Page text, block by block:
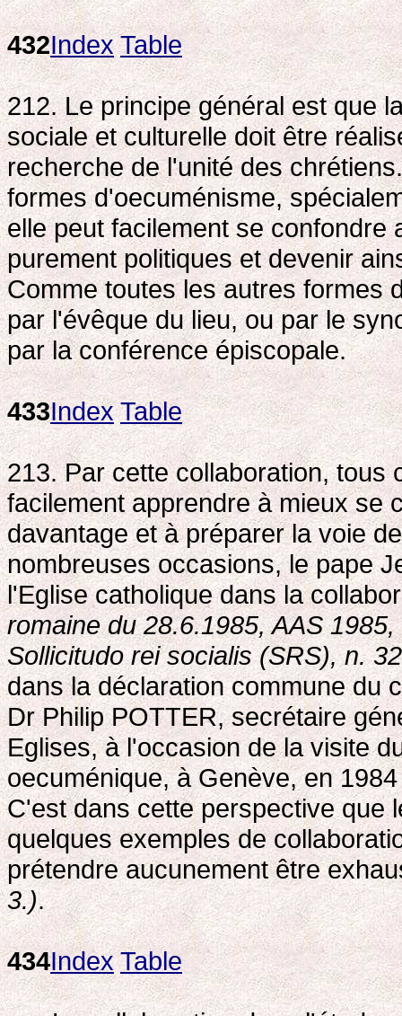
432Index Table
212. Le principe général est que
sociale et culturelle doit être
recherche de l'unité des
formes d'oecuménisme,
elle peut facilement se confondre
purement politiques et devenir
Comme toutes les autres formes
par l'évêque du lieu, ou par le
par la conférence épiscopale.
433Index Table
213. Par cette collaboration, tous
facilement apprendre à mieux se
davantage et à préparer la voie
nombreuses occasions, le pape
l'Eglise catholique dans la
romaine du 28.6.1985, AAS
Sollicitudo rei socialis (SRS), n.
dans la déclaration commune du
Dr Philip POTTER, secrétaire
Eglises, à l'occasion de la visite
oecuménique, à Genève, en
C'est dans cette perspective que
quelques exemples de
prétendre aucunement être
3.).
434Index Table